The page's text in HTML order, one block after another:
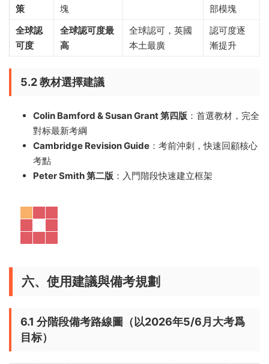
策
塊
部模塊
全球認
可度
全球認可度最
高
全球認可，英國
本土最廣
認可度逐
漸提升
5.2 教材選擇建議
Colin Bamford & Susan Grant 第四版 ：首選教材，完全
對标最新考綱
Cambridge Revision Guide ：考前沖刺，快速回顧核心
考點
Peter Smith 第二版 ：入門階段快速建立框架
六、使用建議與備考規劃
6.1 分階段備考路線圖（以2026年5/6月大考爲
目标）